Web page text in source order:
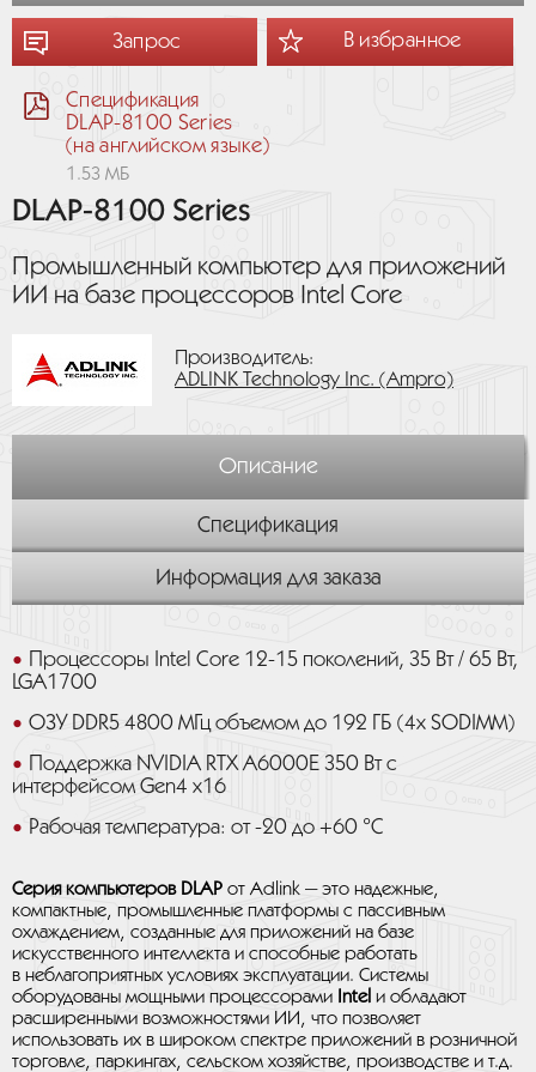
Запрос В избранное
Спецификация
DLAP-8100 Series
(на английском языке)
1.53 МБ
DLAP-8100 Series
Промышленный компьютер для приложений
ИИ на базе процессоров Intel Core
Производитель:
ADLINK Technology Inc. (Ampro)
Описание
Спецификация
Информация для заказа
Процессоры Intel Core 12-15 поколений, 35 Вт / 65 Вт,
LGA1700
ОЗУ DDR5 4800 МГц объемом до 192 ГБ (4x SODIMM)
Поддержка NVIDIA RTX A6000E 350 Вт с
интерфейсом Gen4 x16
Рабочая температура: от -20 до +60 °C
Серия компьютеров DLAP от Adlink — это надежные,
компактные, промышленные платформы с пассивным
охлаждением, созданные для приложений на базе
искусственного интеллекта и способные работать
в неблагоприятных условиях эксплуатации. Системы
оборудованы мощными процессорами Intel и обладают
расширенными возможностями ИИ, что позволяет
использовать их в широком спектре приложений в розничной
торговле, паркингах, сельском хозяйстве, производстве и т.д.